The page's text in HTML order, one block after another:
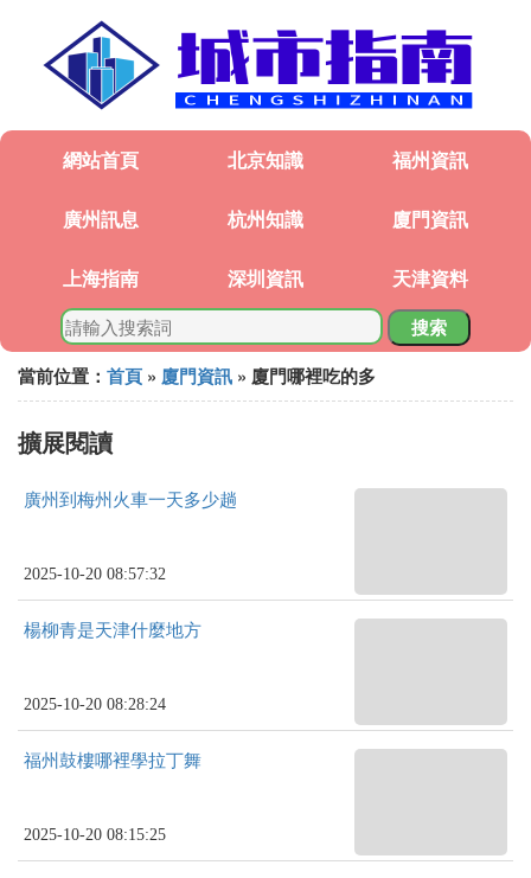
網站首頁 北京知識 福州資訊
廣州訊息 杭州知識 廈門資訊
上海指南 深圳資訊 天津資料
搜索
當前位置： 首頁 » 廈門資訊 » 廈門哪裡吃的多
擴展閱讀
廣州到梅州火車一天多少趟
2025-10-20 08:57:32
楊柳青是天津什麼地方
2025-10-20 08:28:24
福州鼓樓哪裡學拉丁舞
2025-10-20 08:15:25